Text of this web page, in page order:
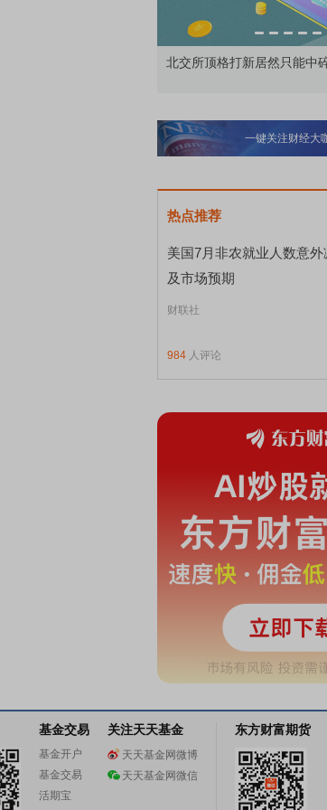
敢为——比亚迪智能化战略
一键关注财经大
热点推荐
美国7月非农就业人数意
及市场预期
财联社
984 人评论
基金交易
基金开户
基金交易
活期宝
关注天天基金
天天基金网微博
天天基金网微信
东方财富期货